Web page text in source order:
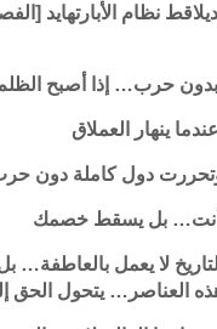
نظام
حرب… إذا أصبح
ينهار العملاق
وتحررت دول كاملة دون
أنت… بل يسقط خصمك
التاريخ لا يعمل
هذه العناصر… يتحول